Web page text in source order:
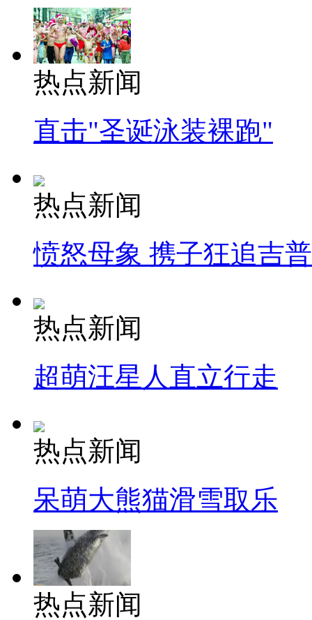
热点新闻
直击"圣诞泳装裸跑"
热点新闻
愤怒母象 携子狂追吉
热点新闻
超萌汪星人直立行走
热点新闻
呆萌大熊猫滑雪取乐
热点新闻